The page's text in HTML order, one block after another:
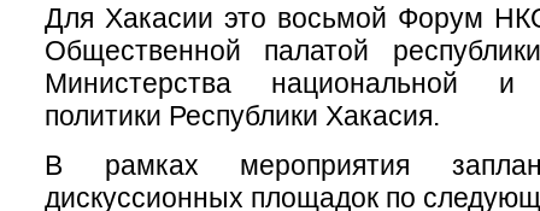
Для Хакасии это восьмой Форум
Общественной палатой
Министерства национальной и
политики Республики Хакасия.
В рамках мероприятия
дискуссионных площадок по